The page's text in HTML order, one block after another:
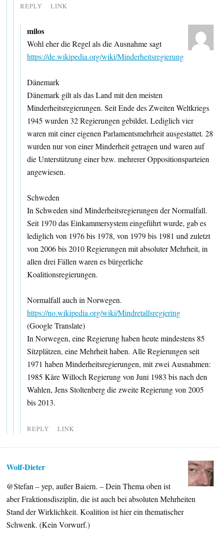
REPLY LINK
milos
Wohl eher die Regel als die Ausnahme sagt
https://de.wikipedia.org/wiki/Minderheitsregierung
Dänemark
Dänemark gilt als das Land mit den meisten
Minderheitsregierungen. Seit Ende des Zweiten Weltkriegs
1945 wurden 32 Regierungen gebildet. Lediglich vier
waren mit einer eigenen Parlamentsmehrheit ausgestattet. 28
wurden nur von einer Minderheit getragen und waren auf
die Unterstützung einer bzw. mehrerer Oppositionsparteien
angewiesen.
Schweden
In Schweden sind Minderheitsregierungen der Normalfall.
Seit 1970 das Einkammersystem eingeführt wurde, gab es
lediglich von 1976 bis 1978, von 1979 bis 1981 und zuletzt
von 2006 bis 2010 Regierungen mit absoluter Mehrheit, in
allen drei Fällen waren es bürgerliche
Koalitionsregierungen.
Normalfall auch in Norwegen.
https://no.wikipedia.org/wiki/Mindretallsregjering
(Google Translate)
In Norwegen, eine Regierung haben heute mindestens 85
Sitzplätzen, eine Mehrheit haben. Alle Regierungen seit
1971 haben Minderheitsregierungen, mit zwei Ausnahmen:
1985 Kåre Willoch Regierung von Juni 1983 bis nach den
Wahlen, Jens Stoltenberg die zweite Regierung von 2005
bis 2013.
REPLY LINK
Wolf-Dieter
@Stefan – yep, außer Baiern. – Dein Thema oben ist
aber Fraktionsdisziplin, die ist auch bei absoluten Mehrheiten
Stand der Wirklichkeit. Koalition ist hier ein thematischer
Schwenk. (Kein Vorwurf.)